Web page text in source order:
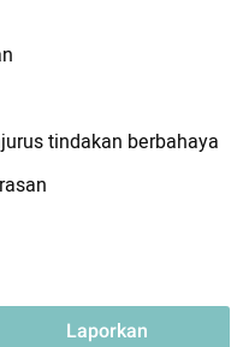
tindakan berbahaya
Laporkan